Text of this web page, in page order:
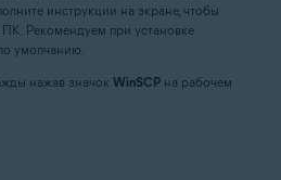
инструкции на экране, чтобы
Рекомендуем при установке
умолчанию.
нажав значок WinSCP на рабочем